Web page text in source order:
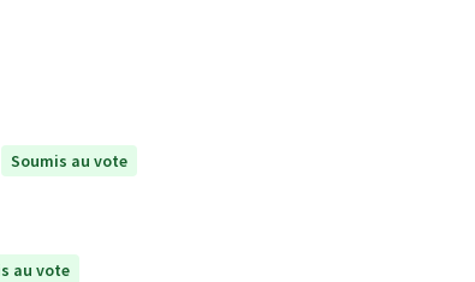
Soumis au vote
au vote